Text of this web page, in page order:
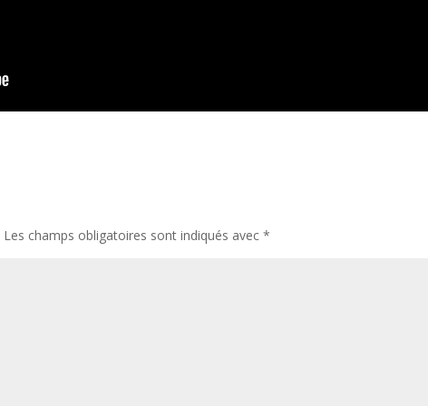
Les champs obligatoires sont indiqués avec*